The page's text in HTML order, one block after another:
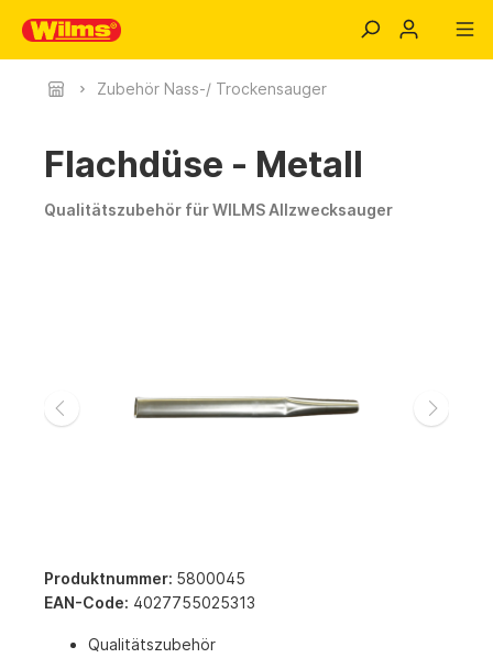
Zubehör Nass-/ Trockensauger
Flachdüse - Metall
Qualitätszubehör für WILMS Allzwecksauger
Produktnummer: 5800045
EAN-Code: 4027755025313
Qualitätszubehör